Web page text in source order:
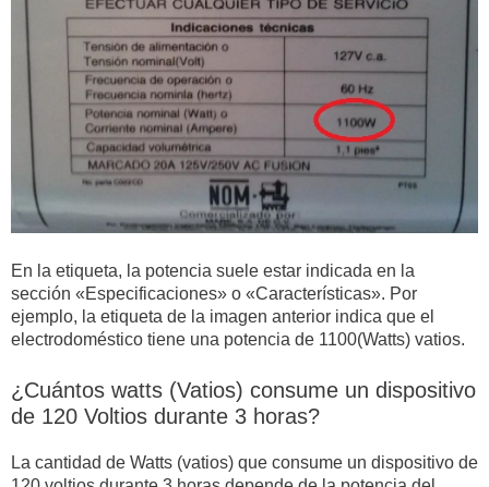
En la etiqueta, la potencia suele estar indicada en la
sección «Especificaciones» o «Características». Por
ejemplo, la etiqueta de la imagen anterior indica que el
electrodoméstico tiene una potencia de 1100(Watts) vatios.
¿Cuántos watts (Vatios) consume un dispositivo
de 120 Voltios durante 3 horas?
La cantidad de Watts (vatios) que consume un dispositivo de